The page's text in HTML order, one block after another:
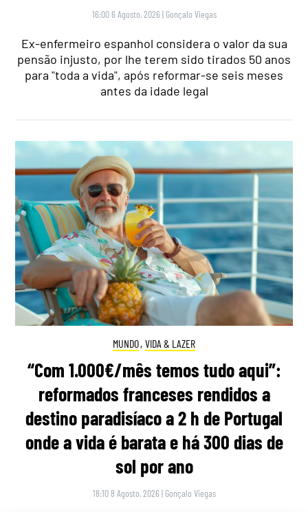
16:00 6 Agosto, 2026 | Gonçalo Viegas
Ex-enfermeiro espanhol considera o valor da sua
pensão injusto, por lhe terem sido tirados 50 anos
para "toda a vida", após reformar-se seis meses
antes da idade legal
MUNDO, VIDA & LAZER
“Com 1.000€/mês temos tudo aqui”:
reformados franceses rendidos a
destino paradisíaco a 2 h de Portugal
onde a vida é barata e há 300 dias de
sol por ano
18:10 8 Agosto, 2026 | Gonçalo Viegas